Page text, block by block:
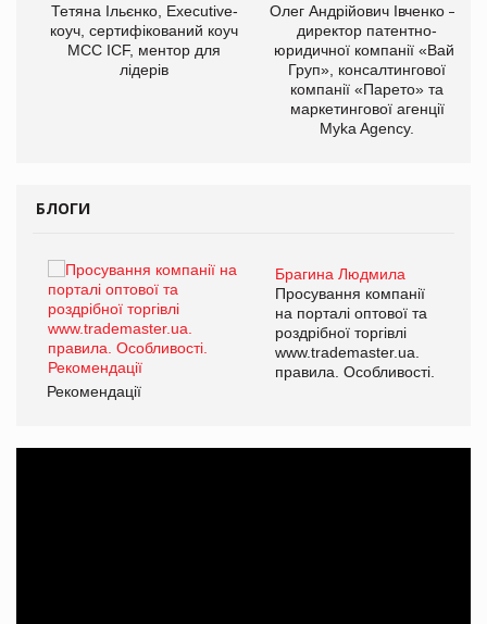
Тетяна Ільєнко, Executive-
коуч, сертифікований коуч
МСС ICF, ментор для
лідерів
Олег Андрійович Івченко —
директор патентно-
юридичної компанії «Вайз
Груп», консалтингової
компанії «Парето» та
маркетингової агенції
Myka Agency.
БЛОГИ
Брагина Людмила
Просування компанії
на порталі оптової та
роздрібної торгівлі
www.trademaster.ua.
правила. Особливості.
Рекомендації